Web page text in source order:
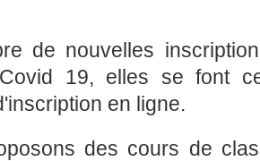
de nouvelles
19, elles se font
en ligne.
des cours de